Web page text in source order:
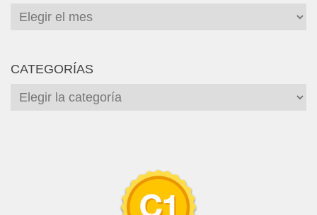
Archivos
CATEGORÍAS
Categorías